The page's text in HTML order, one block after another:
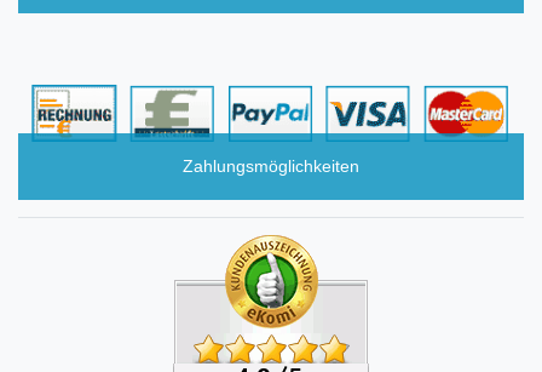
Zahlungsmöglichkeiten